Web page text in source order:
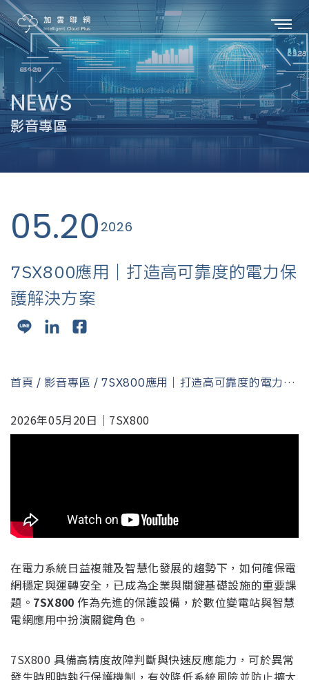
NEWS
影音專區
05.20 2026
7SX800應用｜打造高可靠度的電力保
護解決方案
首頁 / 影音專區 / 7SX800應用｜打造高可靠度的電力保
2026年05月20日｜7SX800
在電力系統日益複雜及智慧化發展的趨勢下，如何確保電
網穩定與運轉安全，已成為企業與關鍵基礎設施的重要課
題。 7SX800 作為先進的保護設備，於數位變電站與智慧
電網應用中扮演關鍵角色。
7SX800 具備高精度故障判斷與快速反應能力，可於異常
發生時即時執行保護機制，有效降低系統風險並防止擴大